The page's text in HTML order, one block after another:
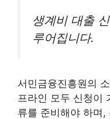
생계비 대출
루어집니다.
서민금융진흥원의
프라인 모두 신청이
류를 준비해야 하며,